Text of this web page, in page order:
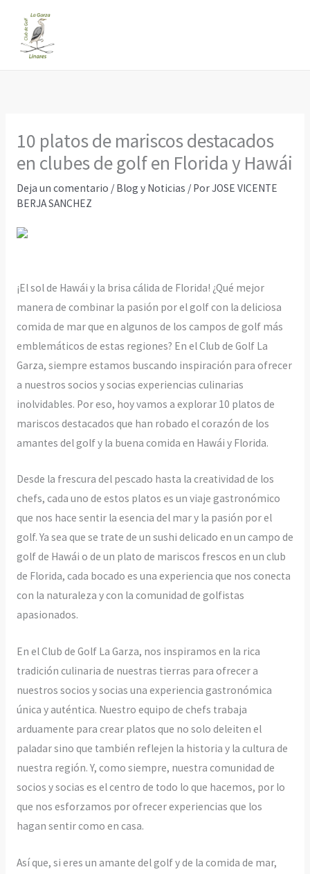
contenido
10 platos de mariscos destacados
en clubes de golf en Florida y Hawái
Deja un comentario / Blog y Noticias / PorJOSE VICENTE
BERJA SANCHEZ
¡El sol de Hawái y la brisa cálida de Florida! ¿Qué mejor
manera de combinar la pasión por el golf con la deliciosa
comida de mar que en algunos de los campos de golf más
emblemáticos de estas regiones? En el Club de Golf La
Garza, siempre estamos buscando inspiración para ofrecer
a nuestros socios y socias experiencias culinarias
inolvidables. Por eso, hoy vamos a explorar 10 platos de
mariscos destacados que han robado el corazón de los
amantes del golf y la buena comida en Hawái y Florida.
Desde la frescura del pescado hasta la creatividad de los
chefs, cada uno de estos platos es un viaje gastronómico
que nos hace sentir la esencia del mar y la pasión por el
golf. Ya sea que se trate de un sushi delicado en un campo de
golf de Hawái o de un plato de mariscos frescos en un club
de Florida, cada bocado es una experiencia que nos conecta
con la naturaleza y con la comunidad de golfistas
apasionados.
En el Club de Golf La Garza, nos inspiramos en la rica
tradición culinaria de nuestras tierras para ofrecer a
nuestros socios y socias una experiencia gastronómica
única y auténtica. Nuestro equipo de chefs trabaja
arduamente para crear platos que no solo deleiten el
paladar sino que también reflejen la historia y la cultura de
nuestra región. Y, como siempre, nuestra comunidad de
socios y socias es el centro de todo lo que hacemos, por lo
que nos esforzamos por ofrecer experiencias que los
hagan sentir como en casa.
Así que, si eres un amante del golf y de la comida de mar,